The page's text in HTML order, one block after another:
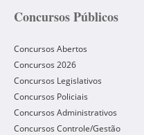
Concursos Públicos
Concursos Abertos
Concursos 2026
Concursos Legislativos
Concursos Policiais
Concursos Administrativos
Concursos Controle/Gestão